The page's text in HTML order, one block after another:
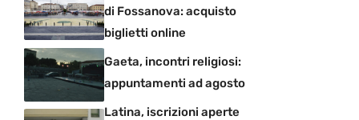
di Fossanova: acquisto
biglietti online
Gaeta, incontri religiosi:
appuntamenti ad agosto
Latina, iscrizioni aperte